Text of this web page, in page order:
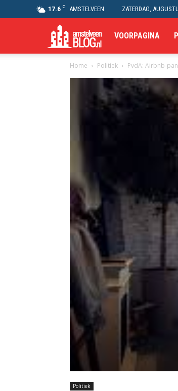
17.6 C AMSTELVEEN ZATERDAG,
Amstelveen
Blog
VOORPAGINA
Home Politiek PvdA: Airbnb-
Politiek